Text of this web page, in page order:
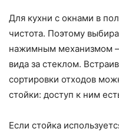
Для кухни с окнами в
чистота. Поэтому
нажимным механизмом –
вида за стеклом.
сортировки отходов
стойки: доступ к ним
Если стойка